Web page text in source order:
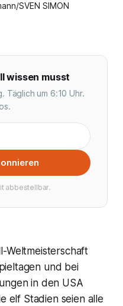
SVEN SIMON
wissen musst
Täglich um 6:10 Uhr.
abbestellbar.
Weltmeisterschaft
und bei
in den USA
elf Stadien seien alle